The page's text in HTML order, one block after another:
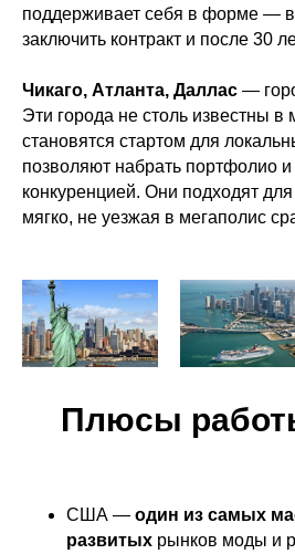
поддерживает себя в форме —
заключить контракт и после 30
Чикаго, Атланта, Даллас —
Эти города не столь известны
становятся стартом для
позволяют набрать портфолио
конкуренцией. Они подходят для
мягко, не уезжая в мегаполис
Плюсы
США — один из самых
развитых рынков моды и